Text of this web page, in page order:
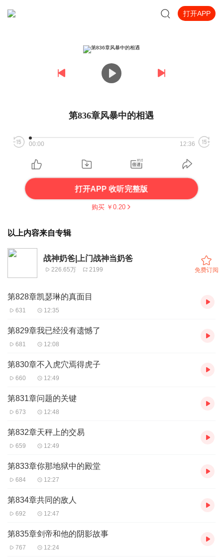
打开APP
第836章风暴中的相遇
00:00 12:36
打开APP 收听完整版
购买 ￥ 0.20
以上内容来自专辑
战神奶爸|上门战神当奶爸
226.65万 2199 免费订阅
第828章凯瑟琳的真面目
631 12:35
第829章我已经没有遗憾了
681 12:08
第830章不入虎穴焉得虎子
660 12:49
第831章问题的关键
673 12:48
第832章天秤上的交易
659 12:49
第833章你那地狱中的殿堂
684 12:27
第834章共同的敌人
692 12:47
第835章剑帝和他的阴影故事
767 12:24